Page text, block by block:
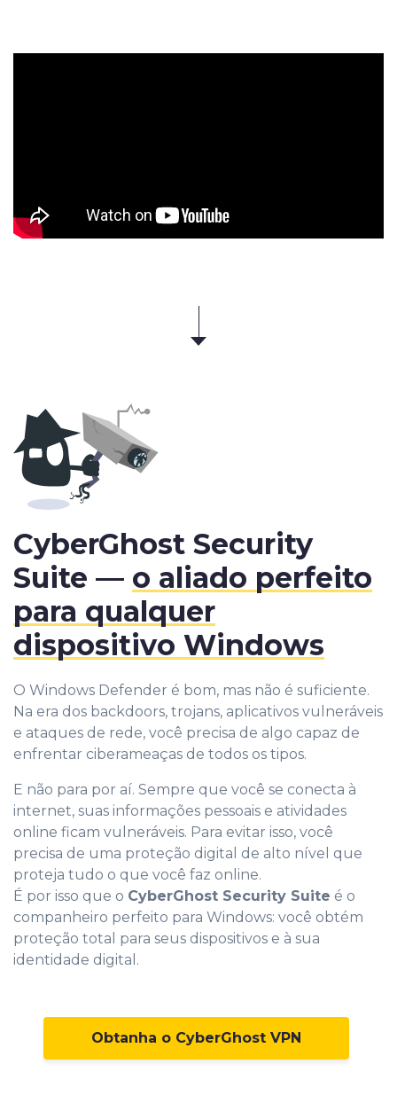
CyberGhost Security
Suite — o aliado perfeito
para qualquer
dispositivo Windows
O Windows Defender é bom, mas não é suficiente.
Na era dos backdoors, trojans, aplicativos vulneráveis
e ataques de rede, você precisa de algo capaz de
enfrentar ciberameaças de todos os tipos.
E não para por aí. Sempre que você se conecta à
internet, suas informações pessoais e atividades
online ficam vulneráveis. Para evitar isso, você
precisa de uma proteção digital de alto nível que
proteja tudo o que você faz online.
É por isso que o CyberGhost Security Suite é o
companheiro perfeito para Windows: você obtém
proteção total para seus dispositivos e à sua
identidade digital.
Obtanha o CyberGhost VPN